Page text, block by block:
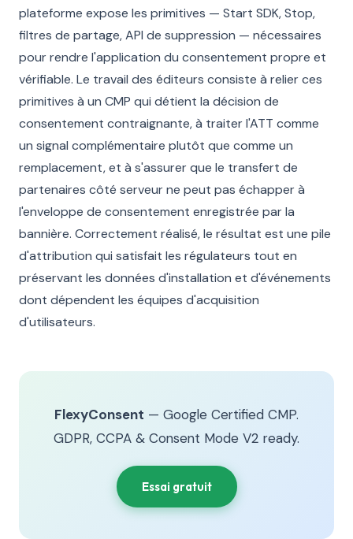
plateforme expose les primitives — Start SDK, Stop,
filtres de partage, API de suppression — nécessaires
pour rendre l'application du consentement propre et
vérifiable. Le travail des éditeurs consiste à relier ces
primitives à un CMP qui détient la décision de
consentement contraignante, à traiter l'ATT comme
un signal complémentaire plutôt que comme un
remplacement, et à s'assurer que le transfert de
partenaires côté serveur ne peut pas échapper à
l'enveloppe de consentement enregistrée par la
bannière. Correctement réalisé, le résultat est une pile
d'attribution qui satisfait les régulateurs tout en
préservant les données d'installation et d'événements
dont dépendent les équipes d'acquisition
d'utilisateurs.
FlexyConsent — Google Certified CMP.
GDPR, CCPA & Consent Mode V2 ready.
Essai gratuit